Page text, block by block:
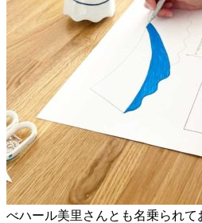
べハール美里さんとも名乗られて